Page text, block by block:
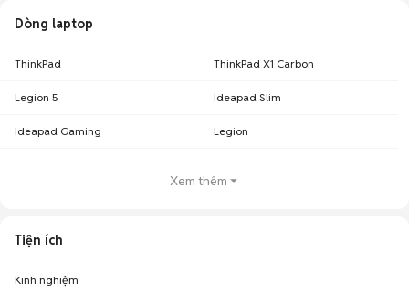
Dòng laptop
ThinkPad ThinkPad X1 Carbon
Legion 5 Ideapad Slim
Ideapad Gaming Legion
Xem thêm
Tiện ích
Kinh nghiệm